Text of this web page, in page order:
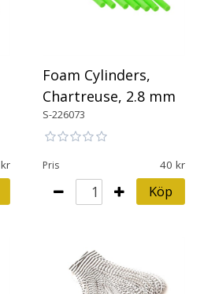
Foam Cylinders,
Chartreuse, 2.8 mm
S-226073
Pris 40
Köp